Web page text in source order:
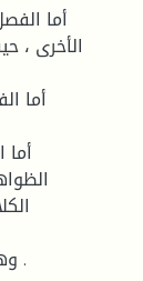
أما
الأخرى ،
أما
وهكذا فقد تم الوصول الى ذلك الارتباط التداولي بالتراث العربي القديم .